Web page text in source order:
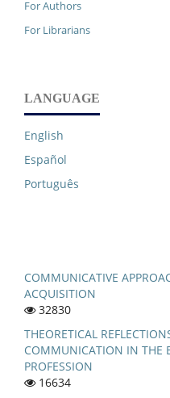
For Authors
For Librarians
LANGUAGE
English
Español
Português
COMMUNICATIVE
ACQUISITION
32830
THEORETICAL
COMMUNICATION IN THE
PROFESSION
16634